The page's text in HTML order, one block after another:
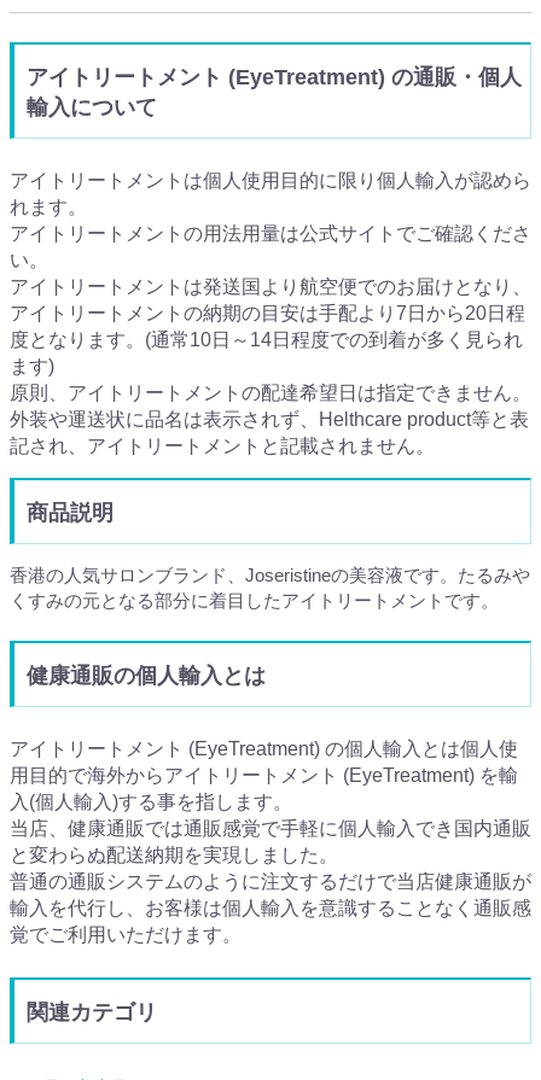
アイトリートメント (EyeTreatment) の通販・個人
輸入について
アイトリートメントは個人使用目的に限り個人輸入が認めら
れます。
アイトリートメントの用法用量は公式サイトでご確認くださ
い。
アイトリートメントは発送国より航空便でのお届けとなり、
アイトリートメントの納期の目安は手配より7日から20日程
度となります。(通常10日～14日程度での到着が多く見られ
ます)
原則、アイトリートメントの配達希望日は指定できません。
外装や運送状に品名は表示されず、Helthcare product等と表
記され、アイトリートメントと記載されません。
商品説明
香港の人気サロンブランド、Joseristineの美容液です。たるみや
くすみの元となる部分に着目したアイトリートメントです。
健康通販の個人輸入とは
アイトリートメント (EyeTreatment) の個人輸入とは個人使
用目的で海外からアイトリートメント (EyeTreatment) を輸
入(個人輸入)する事を指します。
当店、健康通販では通販感覚で手軽に個人輸入でき国内通販
と変わらぬ配送納期を実現しました。
普通の通販システムのように注文するだけで当店健康通販が
輸入を代行し、お客様は個人輸入を意識することなく通販感
覚でご利用いただけます。
関連カテゴリ